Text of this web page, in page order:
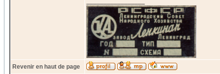
Revenir en haut de page